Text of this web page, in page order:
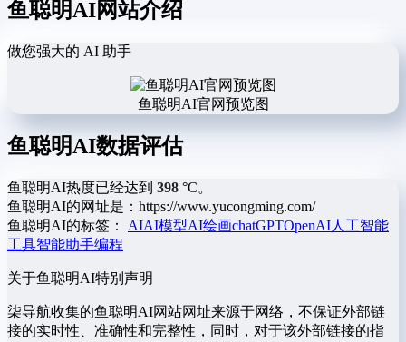
鱼聪明AI网站介绍
做您强大的 AI 助手
鱼聪明AI官网预览图
鱼聪明AI数据评估
鱼聪明AI热度已经达到 398 °C。
鱼聪明AI的网址是：https://www.yucongming.com/
鱼聪明AI的标签： AIAI模型AI绘画chatGPTOpenAI人工智能
工具智能助手编程
关于鱼聪明AI特别声明
柒导航收集的鱼聪明AI网站网址来源于网络，不保证外部链
接的实时性、准确性和完整性，同时，对于该外部链接的指